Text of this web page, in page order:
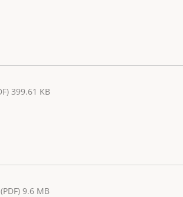
399.61 KB
(PDF) 9.6 MB